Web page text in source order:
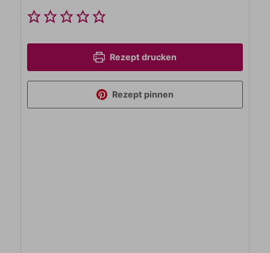
Rezept drucken
Rezept pinnen